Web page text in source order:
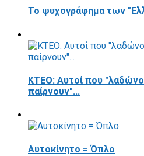
Το ψυχογράφημα των
ΚΤΕΟ: Αυτοί που
παίρνουν"...
Αυτοκίνητο = Όπλο